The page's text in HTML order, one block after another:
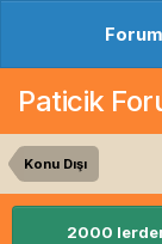
Paticik
Konu Dışı
2000